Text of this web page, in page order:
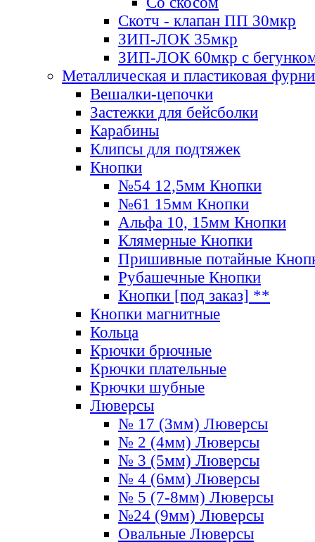
Скотч - клапан ПП 30мкр
ЗИП-ЛОК 35мкр
ЗИП-ЛОК 60мкр с
Металлическая и пластиковая
Вешалки-цепочки
Застежки для бейсболки
Карабины
Клипсы для подтяжек
Кнопки
№54 12,5мм Кнопки
№61 15мм Кнопки
Альфа 10, 15мм Кнопки
Клямерные Кнопки
Пришивные потайные
Рубашечные Кнопки
Кнопки [под заказ] **
Кнопки магнитные
Кольца
Крючки брючные
Крючки плательные
Крючки шубные
Люверсы
№ 17 (3мм) Люверсы
№ 2 (4мм) Люверсы
№ 3 (5мм) Люверсы
№ 4 (6мм) Люверсы
№ 5 (7-8мм) Люверсы
№24 (9мм) Люверсы
Овальные Люверсы